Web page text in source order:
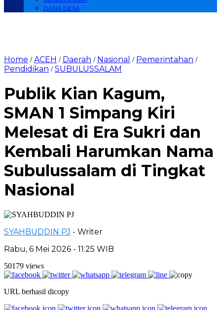
DANA DESA
Home /ACEH / Daerah / Nasional / Pemerintahan /
Pendidikan /SUBULUSSALAM
Publik Kian Kagum,
SMAN 1 Simpang Kiri
Melesat di Era Sukri dan
Kembali Harumkan Nama
Subulussalam di Tingkat
Nasional
SYAHBUDDIN PJ - Writer
Rabu, 6 Mei 2026 - 11:25 WIB
50179 views
URL berhasil dicopy